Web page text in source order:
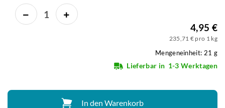
4,95 €
235,71 € pro 1 kg
Mengeneinheit: 21 g
Lieferbar in 1-3 Werktagen
In den Warenkorb